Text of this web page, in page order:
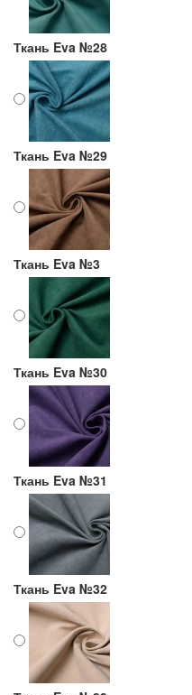
Ткань Eva №28
Ткань Eva №29
Ткань Eva №3
Ткань Eva №30
Ткань Eva №31
Ткань Eva №32